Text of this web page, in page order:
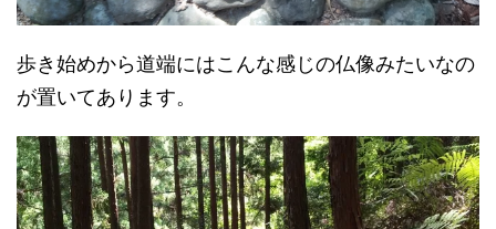
歩き始めから道端にはこんな感じの仏像みたいなの
が置いてあります。